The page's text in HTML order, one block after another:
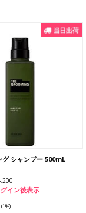
グ シャンプー 500mL
グイン後表示
(1%)